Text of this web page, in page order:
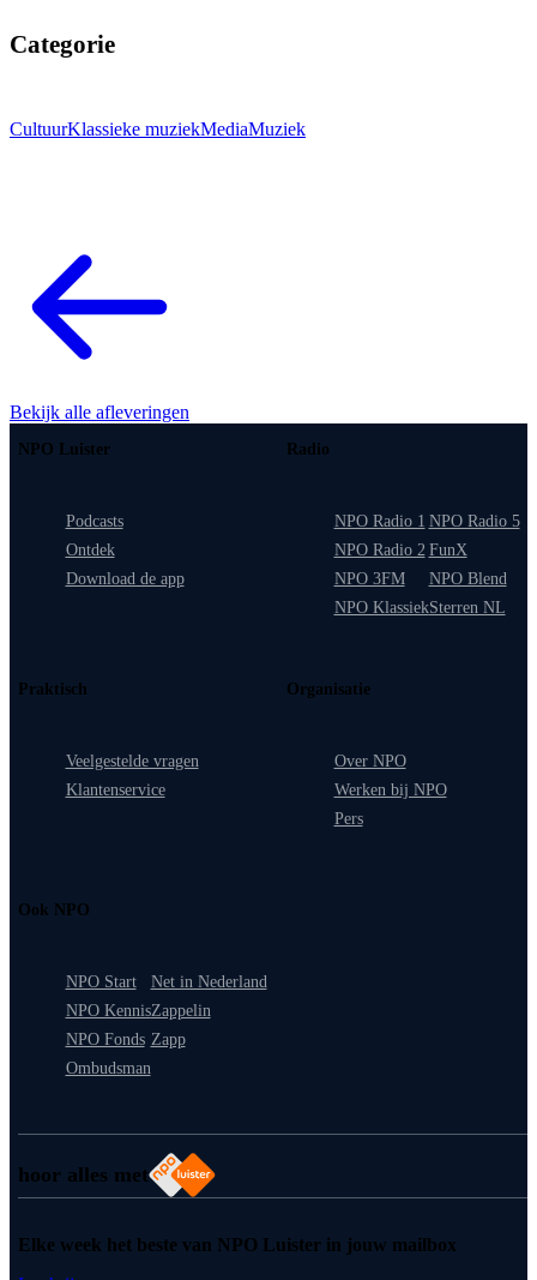
Categorie
CultuurKlassieke muziekMediaMuziek
Bekijk alle afleveringen
hoor alles met
NPO Luister
Podcasts
Ontdek
Download de app
Radio
NPO Radio 1
NPO Radio 2
NPO 3FM
NPO Klassiek
NPO Radio 5
FunX
NPO Blend
Sterren NL
Praktisch
Veelgestelde vragen
Klantenservice
Organisatie
Over NPO
Werken bij NPO
Pers
Ook NPO
NPO Start
NPO Kennis
NPO Fonds
Ombudsman
Net in Nederland
Zappelin
Zapp
Elke week het beste van NPO Luister in jouw mailbox